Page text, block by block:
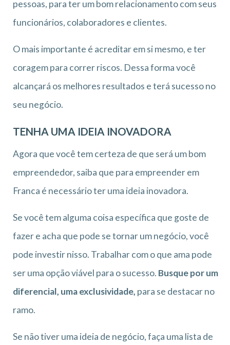
pessoas, para ter um bom relacionamento com seus
funcionários, colaboradores e clientes.
O mais importante é acreditar em si mesmo, e ter
coragem para correr riscos. Dessa forma você
alcançará os melhores resultados e terá sucesso no
seu negócio.
TENHA UMA IDEIA INOVADORA
Agora que você tem certeza de que será um bom
empreendedor, saiba que para empreender em
Franca é necessário ter uma ideia inovadora.
Se você tem alguma coisa específica que goste de
fazer e acha que pode se tornar um negócio, você
pode investir nisso. Trabalhar com o que ama pode
ser uma opção viável para o sucesso. Busque por um
diferencial, uma exclusividade, para se destacar no
ramo.
Se não tiver uma ideia de negócio, faça uma lista de